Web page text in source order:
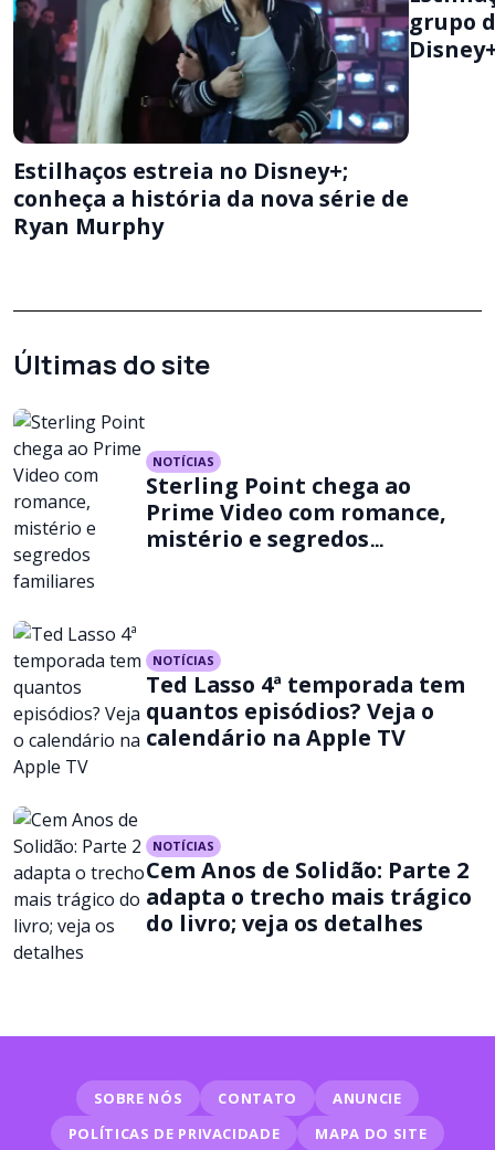
Estilhaços estreia no Disney+;
conheça a história da nova série de
Ryan Murphy
grupo
Últimas do site
NOTÍCIAS
Sterling Point chega ao
Prime Video com romance,
mistério e segredos
NOTÍCIAS
Ted Lasso 4ª temporada tem
quantos episódios? Veja o
calendário na Apple TV
NOTÍCIAS
Cem Anos de Solidão: Parte 2
adapta o trecho mais trágico
do livro; veja os detalhes
SOBRE NÓS CONTATO
ANUNCIE
POLÍTICAS DE PRIVACIDADE
MAPA DO SITE